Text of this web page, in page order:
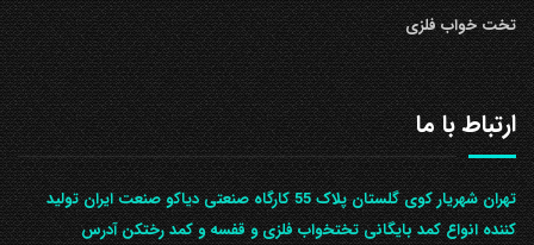
تخت خواب فلزی
ارتباط با ما
تهران شهریار کوی گلستان پلاک 55 کارگاه صنعتی دیاکو صنعت ایران تولید
کننده انواع کمد بایگانی تختخواب فلزی و قفسه و کمد رختکن آدرس